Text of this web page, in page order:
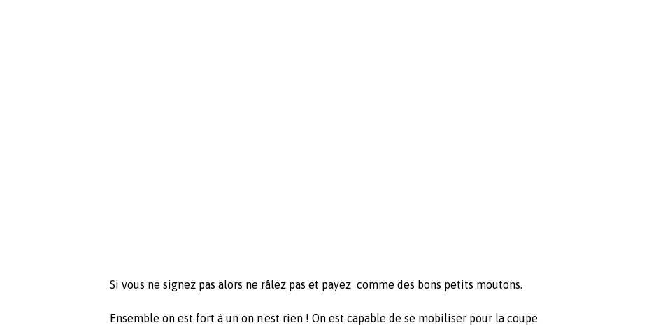
Si vous ne signez pas alors ne râlez pas et payez comme des bons petits moutons.
Ensemble on est fort à un on n'est rien ! On est capable de se mobiliser pour la coupe